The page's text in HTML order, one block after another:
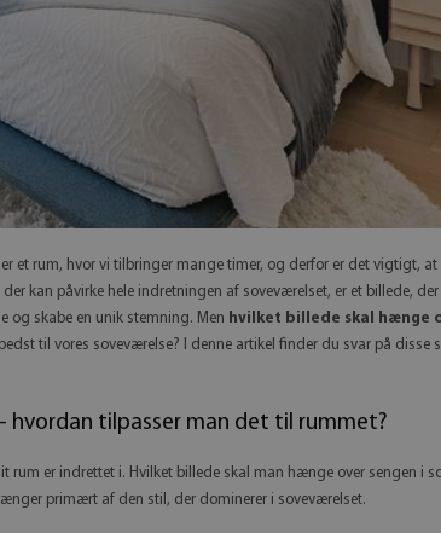
et rum, hvor vi tilbringer mange timer, og derfor er det vigtigt,
kan påvirke hele indretningen af soveværelset, er et billede,
og skabe en unik stemning. Men hvilket billede skal hænge
til vores soveværelse? I denne artikel finder du svar på disse
hvordan tilpasser man det til rummet?
rum er indrettet i. Hvilket billede skal man hænge over sengen i
primært af den stil, der dominerer i soveværelset.